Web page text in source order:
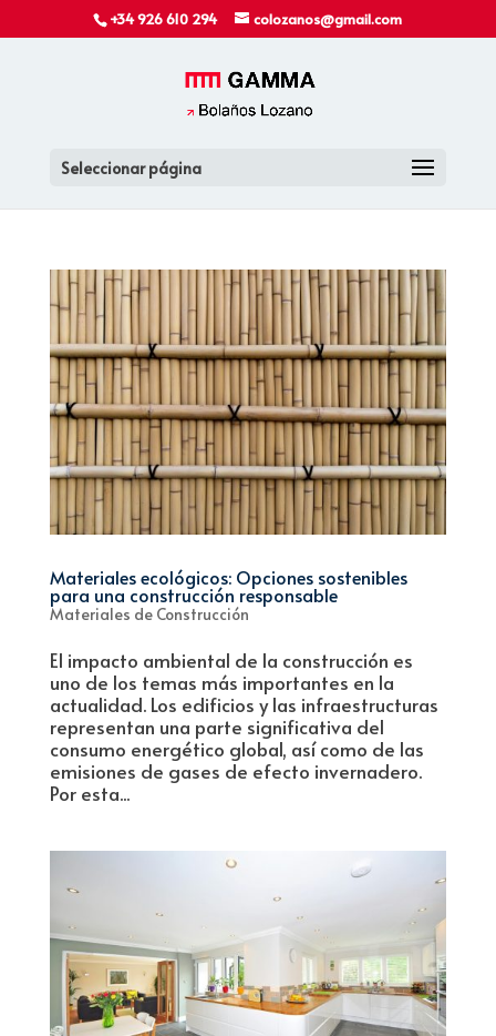
+34 926 610 294 colozanos@gmail.com
Seleccionar página
Materiales ecológicos: Opciones sostenibles
para una construcción responsable
Materiales de Construcción
El impacto ambiental de la construcción es
uno de los temas más importantes en la
actualidad. Los edificios y las infraestructuras
representan una parte significativa del
consumo energético global, así como de las
emisiones de gases de efecto invernadero.
Por esta...